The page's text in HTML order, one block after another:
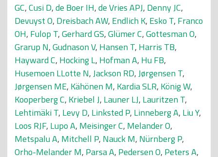
GC,Cusi D,de Boer IH,de Vries APJ, Denny JC,
Devuyst O, Dreisbach AW, Endlich K, Esko T, Franco
OH, Fulop T,Gerhard GS,Glümer C,Gottesman O,
Grarup N,Gudnason V, Hansen T, Harris TB,
Hayward C, Hocking L, Hofman A, Hu FB,
Husemoen LLotte N,Jackson RD,Jørgensen T,
Jørgensen ME, Kähönen M, Kardia SLR, König W,
Kooperberg C, Kriebel J, Launer LJ, Lauritzen T,
Lehtimäki T, Levy D, Linksted P, Linneberg A, Liu Y,
Loos RJF, Lupo A, Meisinger C, Melander O,
Metspalu A, Mitchell P, Nauck M, Nürnberg P,
Orho-Melander M, Parsa A, Pedersen O, Peters A,